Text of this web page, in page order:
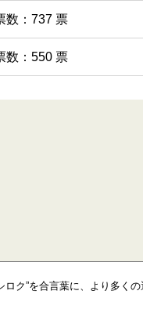
数：737 票
数：550 票
ロク”を合言葉に、より多く